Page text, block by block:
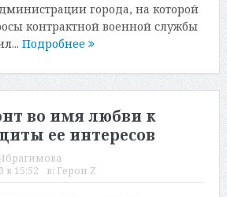
города, на которой
контрактной военной службы
Подробнее
во имя любви к
ее интересов
в 15:52 в: Герои Z